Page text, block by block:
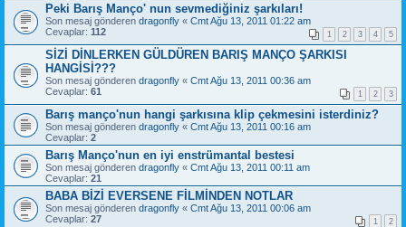
Peki Barış Manço' nun sevmediğiniz şarkıları!
Son mesaj gönderen dragonfly « Cmt Ağu 13, 2011 01:22 am
Cevaplar: 112 1 2 3 4 5
SİZİ DİNLERKEN GÜLDÜREN BARIŞ MANÇO ŞARKISI
HANGİSİ???
Son mesaj gönderen dragonfly « Cmt Ağu 13, 2011 00:36 am
Cevaplar: 61 1 2 3
Barış manço'nun hangi şarkısına klip çekmesini isterdiniz?
Son mesaj gönderen dragonfly « Cmt Ağu 13, 2011 00:16 am
Cevaplar: 2
Barış Manço'nun en iyi enstrümantal bestesi
Son mesaj gönderen dragonfly « Cmt Ağu 13, 2011 00:11 am
Cevaplar: 21
BABA BİZİ EVERSENE FİLMİNDEN NOTLAR
Son mesaj gönderen dragonfly « Cmt Ağu 13, 2011 00:06 am
Cevaplar: 27 1 2